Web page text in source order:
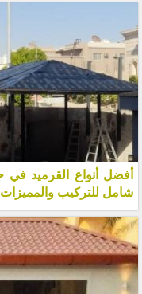
شامل للتركيب والمميزات